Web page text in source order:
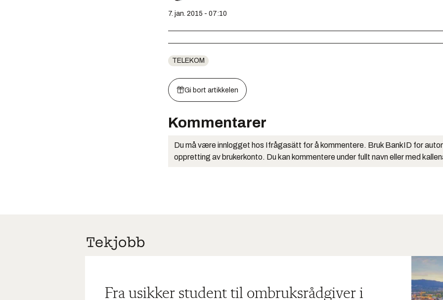
7. jan. 2015 - 07:10
TELEKOM
Gi bort artikkelen
Kommentarer
Du må være innlogget hos Ifrågasätt for å kommentere. Bruk BankID for
oppretting av brukerkonto. Du kan kommentere under fullt navn eller med
Fra usikker student til ombruksrådgiver i